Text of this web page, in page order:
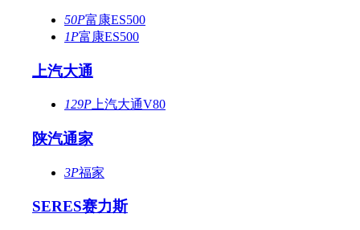
50P富康ES500
1P富康ES500
上汽大通
129P 上汽大通V80
陕汽通家
3P福家
SERES赛力斯